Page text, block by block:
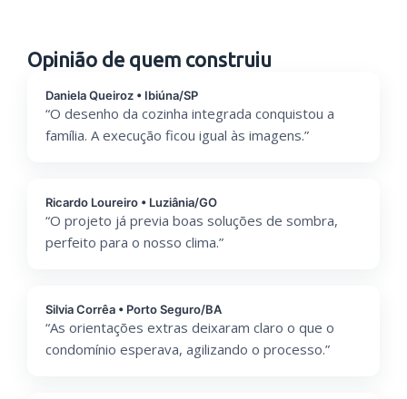
Opinião de quem construiu
Daniela Queiroz • Ibiúna/SP
“O desenho da cozinha integrada conquistou a
família. A execução ficou igual às imagens.”
Ricardo Loureiro • Luziânia/GO
“O projeto já previa boas soluções de sombra,
perfeito para o nosso clima.”
Silvia Corrêa • Porto Seguro/BA
“As orientações extras deixaram claro o que o
condomínio esperava, agilizando o processo.”